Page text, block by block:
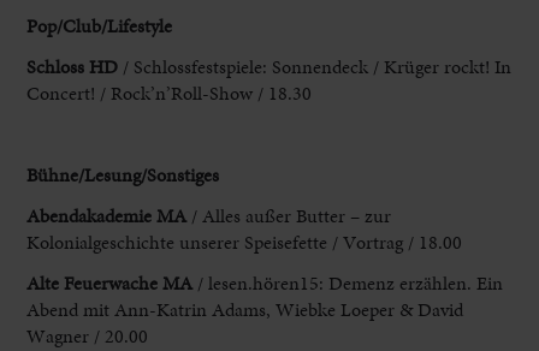
Pop/Club/Lifestyle
Schloss HD / Schlossfestspiele: Sonnendeck / Krüger rockt! In
Concert! / Rock’n’Roll-Show / 18.30
Bühne/Lesung/Sonstiges
Abendakademie MA / Alles außer Butter – zur
Kolonialgeschichte unserer Speisefette / Vortrag / 18.00
Alte Feuerwache MA / lesen.hören15: Demenz erzählen. Ein
Abend mit Ann-Katrin Adams, Wiebke Loeper & David
Wagner / 20.00